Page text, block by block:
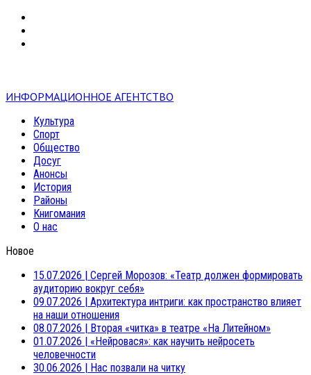
ИНФОРМАЦИОННОЕ АГЕНТСТВО
Культура
Спорт
Общество
Досуг
Анонсы
История
Районы
Книгомания
О нас
Новое
15.07.2026 | Сергей Морозов: «Театр должен формировать
аудиторию вокруг себя»
09.07.2026 | Архитектура интриги: как пространство влияет
на наши отношения
08.07.2026 | Вторая «читка» в театре «На Литейном»
01.07.2026 | «Нейровася»: как научить нейросеть
человечности
30.06.2026 | Нас позвали на читку